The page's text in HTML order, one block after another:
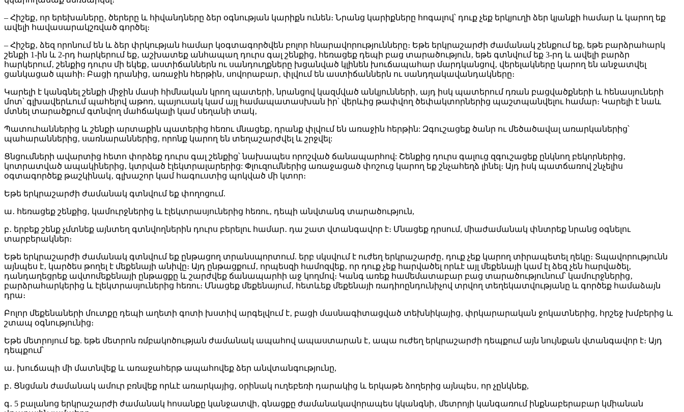
– Հիշեք‚ որ երեխաները‚ ծերերը և հիվանդները ձեր օգնության կարիքն ունեն։ Նրանց կարիքները հոգալով՝ դուք չեք երկյուղի ձեր կյանքի համար և կարող եք
ավելի հավասարակշռված գործել։
– Հիշեք‚ ձեզ որոնում են և ձեր փրկության համար կօգտագործվեն բոլոր հնարավորությունները։ Եթե երկրաշարժի ժամանակ շենքում եք, եթե բարձրահարկ
շենքի 1-ին և 2-րդ հարկերում եք‚ աշխատեք անհապաղ դուրս գալ շենքից‚ հեռացեք դեպի բաց տարածություն‚ եթե գտնվում եք 3-րդ և ավելի բարձր
հարկերում‚ շենքից դուրս մի եկեք‚ աստիճաններն ու սանդուղքները խցանված կլինեն խուճապահար մարդկանցով‚ վերելակները կարող են անջատվել
ցանկացած պահի։ Բացի դրանից‚ առաջին հերթին‚ սովորաբար‚ փլվում են աստիճաններն ու սանդղակավանդակները։
Կարելի է կանգնել շենքի միջին մասի հիմնական կրող պատերի‚ նրանցով կազմված անկյունների‚ այդ իսկ պատերում դռան բացվածքների և հենասյուների
մոտ՝ գլխավերևում պահելով աթոռ‚ պայուսակ կամ այլ համապատասխան իր՝ վերևից թափվող ծեփակտորներից պաշտպանվելու համար։ Կարելի է նաև
մտնել տարածքում գտնվող մահճակալի կամ սեղանի տակ‚
Պատուհաններից և շենքի արտաքին պատերից հեռու մնացեք‚ դրանք փլվում են առաջին հերթին: Զգուշացեք ծանր ու մեծածավալ առարկաներից՝
պահարաններից‚ սառնարաններից‚ որոնք կարող են տեղաշարժվել և շրջվել:
Ցնցումների ավարտից հետո փորձեք դուրս գալ շենքից՝ նախապես որոշված ճանապարհով: Շենքից դուրս գալուց զգուշացեք ընկնող բեկորներից‚
կոտրատված ապակիներից‚ կտրված էլեկտրալարերից: Փլուզումներից առաջացած փոշուց կարող եք շնչահեղձ լինել։ Այդ իսկ պատճառով շնչելիս
օգտագործեք թաշկինակ‚ գլխաշոր կամ հագուստից պոկված մի կտոր։
Եթե երկրաշարժի ժամանակ գտնվում եք փողոցում.
ա․ հեռացեք շենքից‚ կամուրջներից և էլեկտրասյուներից հեռու‚ դեպի անվտանգ տարածություն,
բ․ երբեք շենք չմտնեք այնտեղ գտնվողներին դուրս բերելու համար․ դա շատ վտանգավոր է։ Մնացեք դրսում, միաժամանակ փնտրեք նրանց օգնելու
տարբերակներ։
Եթե երկրաշարժի ժամանակ գտնվում եք ընթացող տրանսպորտում. երբ սկսվում է ուժեղ երկրաշարժը‚ դուք չեք կարող տիրապետել ղեկը։ Տպավորությունն
այնպես է‚ կարծես թողել է մեքենայի անիվը։ Այդ ընթացքում‚ որպեսզի համոզվեք‚ որ դուք չեք հարվածել որևէ այլ մեքենայի կամ էլ ձեզ չեն հարվածել‚
դանդաղեցրեք ավտոմեքենայի ընթացքը և շարժվեք ճանապարհի աջ կողմով։ Կանգ առեք համեմատաբար բաց տարածությունում՝ կամուրջներից‚
բարձրահարկերից և էլեկտրասյուներից հեռու։ Մնացեք մեքենայում‚ հետևեք մեքենայի ռադիոընդունիչով տրվող տեղեկատվությանը և գործեք համաձայն
դրա։
Բոլոր մեքենաների մուտքը դեպի աղետի գոտի խստիվ արգելվում է‚ բացի մասնագիտացված տեխնիկայից‚ փրկարարական ջոկատներից‚ հրշեջ խմբերից և
շտապ օգնությունից։
Եթե մետրոյում եք. եթե մետրոն ռմբակոծության ժամանակ ապահով ապաստարան է‚ ապա ուժեղ երկրաշարժի դեպքում այն նույնքան վտանգավոր է։ Այդ
դեպքում՝
ա․ խուճապի մի մատնվեք և առաջահերթ ապահովեք ձեր անվտանգությունը,
բ․ Ցնցման ժամանակ ամուր բռնվեք որևէ առարկայից‚ օրինակ ուղեբեռի դարակից և երկաթե ձողերից այնպես‚ որ չընկնեք,
գ․ 5 բալանոց երկրաշարժի ժամանակ հոսանքը կանջատվի‚ գնացքը ժամանակավորապես կկանգնի‚ մետրոյի կանգառում ինքնաբերաբար կմիանան